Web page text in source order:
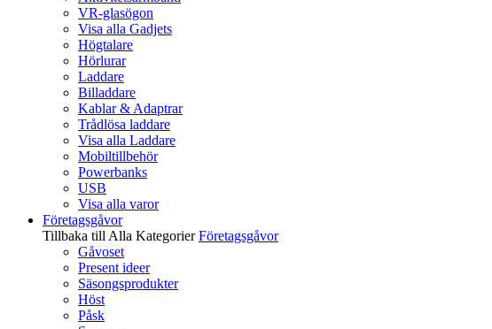
VR-glasögon
Visa alla Gadjets
Högtalare
Hörlurar
Laddare
Billaddare
Kablar & Adaptrar
Trådlösa laddare
Visa alla Laddare
Mobiltillbehör
Powerbanks
USB
Visa alla varor
Företagsgåvor
Tillbaka till Alla Kategorier Företagsgåvor
Gåvoset
Present ideer
Säsongsprodukter
Höst
Påsk